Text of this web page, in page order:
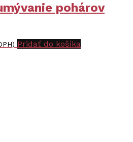
pohárov
Pridať do košíka